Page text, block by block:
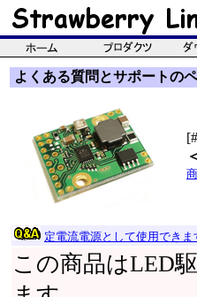
よくある質問とサポートのペ
定電流電源として使用できま
この商品はLED